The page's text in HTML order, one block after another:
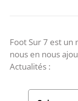
Foot Sur 7 est un
nous en nous
Actualités :